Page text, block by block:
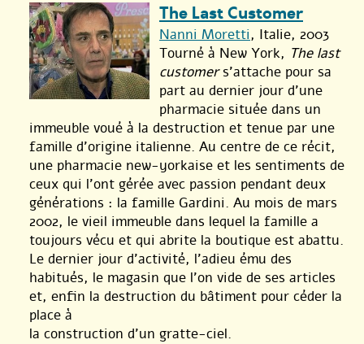
The Last Customer
Nanni Moretti, Italie, 2003
Tourné à New York, The last
customers’attache pour sa
part au dernier jour d’une
pharmacie située dans un
immeuble voué à la destruction et tenue par une
famille d’origine italienne. Au centre de ce récit,
une pharmacie new-yorkaise et les sentiments de
ceux qui l’ont gérée avec passion pendant deux
générations : la famille Gardini. Au mois de mars
2002, le vieil immeuble dans lequel la famille a
toujours vécu et qui abrite la boutique est abattu.
Le dernier jour d’activité, l’adieu ému des
habitués, le magasin que l’on vide de ses articles
et, enfin la destruction du bâtiment pour céder la
place à
la construction d’un gratte-ciel.